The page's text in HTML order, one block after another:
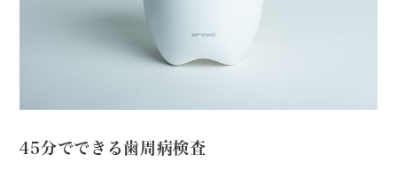
45分でできる歯周病検査